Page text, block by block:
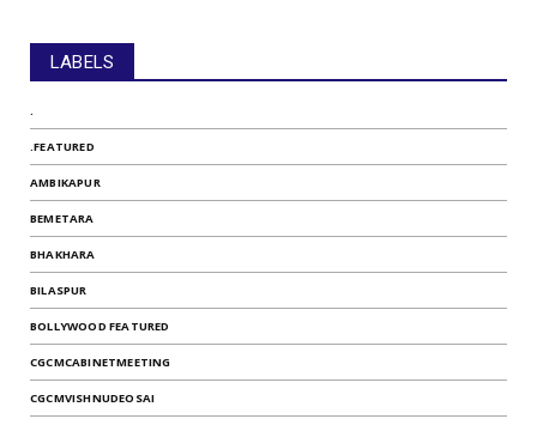
LABELS
.
.FEATURED
AMBIKAPUR
BEMETARA
BHAKHARA
BILASPUR
BOLLYWOOD FEATURED
CGCMCABINETMEETING
CGCMVISHNUDEOSAI